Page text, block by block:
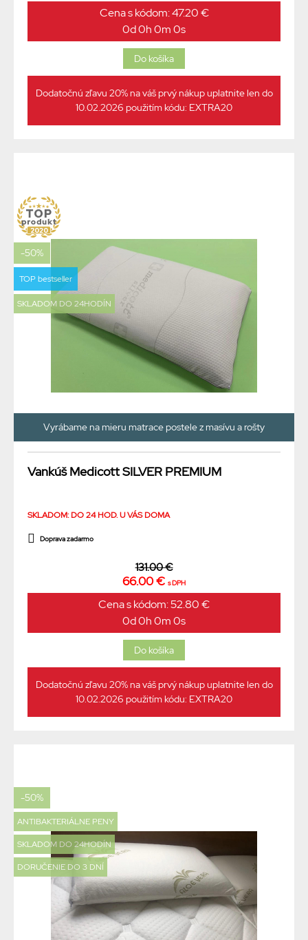
Cena s kódom: 47.20 €
0d 0h 0m 0s
Dodatočnú zľavu 20% na váš prvý nákup uplatnite len do
10.02.2026 použitím kódu: EXTRA20
-50%
TOP bestseller
SKLADOM DO 24HODÍN
Vyrábame na mieru matrace postele z masívu a rošty
Vankúš Medicott SILVER PREMIUM
SKLADOM: DO 24 HOD. U VÁS DOMA
Doprava zadarmo
131.00 €
66.00 € s DPH
Cena s kódom: 52.80 €
0d 0h 0m 0s
Dodatočnú zľavu 20% na váš prvý nákup uplatnite len do
10.02.2026 použitím kódu: EXTRA20
-50%
ANTIBAKTERIÁLNE PENY
SKLADOM DO 24HODÍN
DORUČENIE DO 3 DNÍ